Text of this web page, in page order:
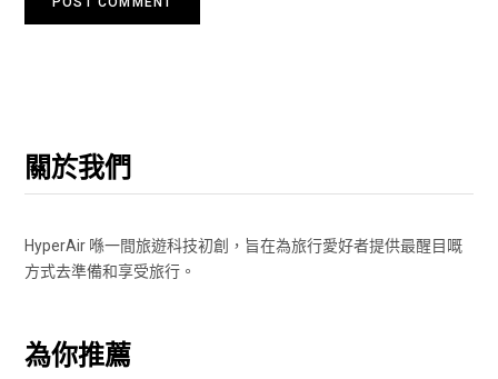
關於我們
HyperAir 喺一間旅遊科技初創，旨在為旅行愛好者提供最醒目嘅
方式去準備和享受旅行。
為你推薦